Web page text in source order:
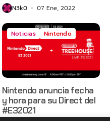
N3k0 07 Ene, 2022
Noticias Nintendo
Nintendo anuncia fecha
y hora para su Direct del
#E32021